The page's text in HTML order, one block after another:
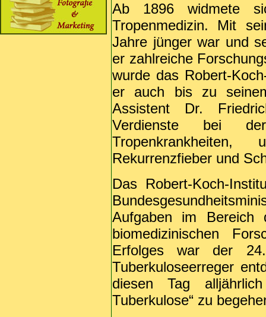
Ab 1896 widmete
Tropenmedizin. Mit
Jahre jünger war und
er zahlreiche
wurde das Robert-
er auch bis zu
Assistent Dr.
Verdienste bei der
Rekurrenzfieber und
Das Robert-Koch-
Aufgaben im Bereich
biomedizinischen
Erfolges war der
Tuberkuloseerreger
diesen Tag
Tuberkulose“ zu